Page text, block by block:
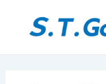
稿
ナ